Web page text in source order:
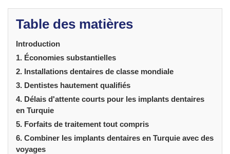
Table des matières
Introduction
1. Économies substantielles
2. Installations dentaires de classe mondiale
3. Dentistes hautement qualifiés
4. Délais d'attente courts pour les implants dentaires
en Turquie
5. Forfaits de traitement tout compris
6. Combiner les implants dentaires en Turquie avec des
voyages